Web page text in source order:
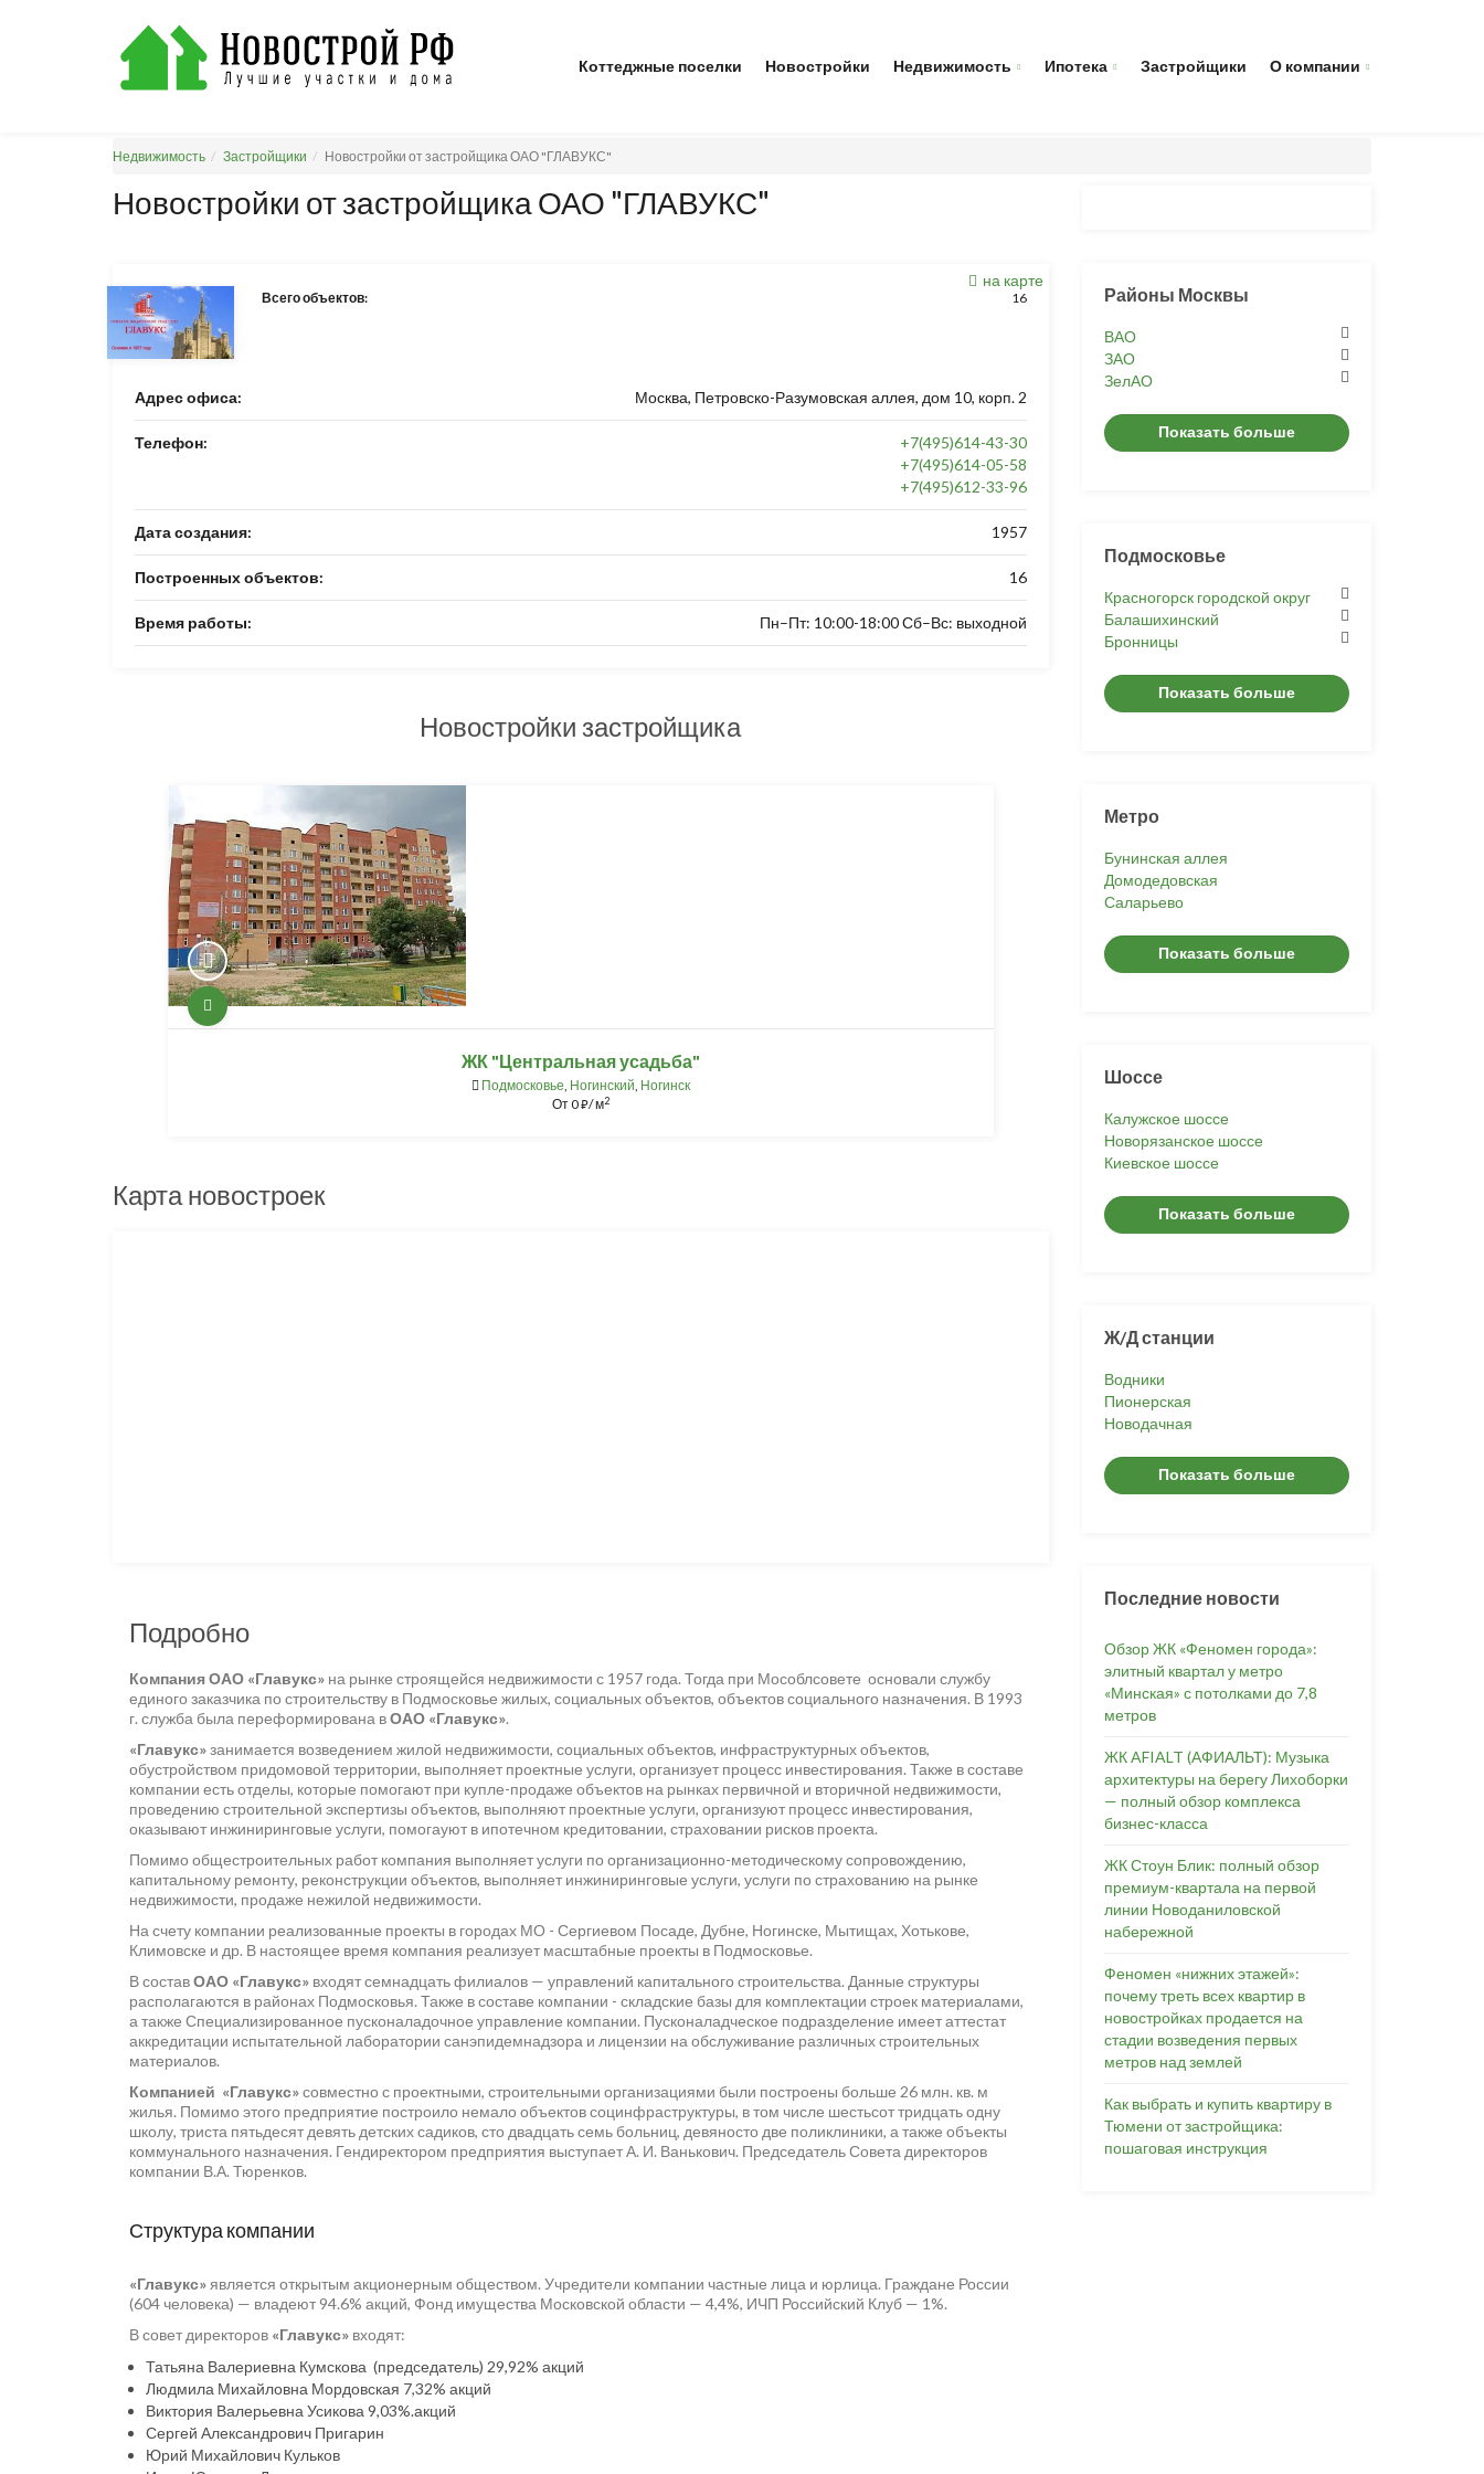
Коттеджные поселки Новостройки Недвижимость Ипотека Застройщики О компании
Недвижимость Застройщики Новостройки от застройщика ОАО "ГЛАВУКС"
Новостройки от застройщика ОАО "ГЛАВУКС"
на карте
Всего объектов: 16
Адрес офиса: Москва, Петровско-Разумовская аллея, дом 10, корп. 2
Телефон:
+7(495)614-43-30
+7(495)614-05-58
+7(495)612-33-96
Дата создания: 1957
Построенных объектов: 16
Время работы: Пн–Пт: 10:00-18:00 Сб–Вс: выходной
Новостройки застройщика
ЖК "Центральная усадьба"
Подмосковье, Ногинский, Ногинск
От0⃏/ м2
Карта новостроек
Подробно
Компания ОАО «Главукс» на рынке строящейся недвижимости с 1957 года. Тогда при Мособлсовете основали службу
единого заказчика по строительству в Подмосковье жилых, социальных объектов, объектов социального назначения. В 1993
г. служба была переформирована вОАО «Главукс».
«Главукс»занимается возведением жилой недвижимости, социальных объектов, инфраструктурных объектов,
обустройством придомовой территории, выполняет проектные услуги, организует процесс инвестирования. Также в составе
компании есть отделы, которые помогают при купле-продаже объектов на рынках первичной и вторичной недвижимости,
проведению строительной экспертизы объектов, выполняют проектные услуги, организуют процесс инвестирования,
оказывают инжиниринговые услуги, помогауют в ипотечном кредитовании, страховании рисков проекта.
Помимо общестроительных работ компания выполняет услуги по организационно-методическому сопровождению,
капитальному ремонту, реконструкции объектов, выполняет инжиниринговые услуги, услуги по страхованию на рынке
недвижимости, продаже нежилой недвижимости.
На счету компании реализованные проекты в городах МО - Сергиевом Посаде, Дубне, Ногинске, Мытищах, Хотькове,
Климовске и др. В настоящее время компания реализует масштабные проекты в Подмосковье.
В составОАО «Главукс» входят семнадцать филиалов — управлений капитального строительства. Данные структуры
располагаются в районах Подмосковья. Также в составе компании - складские базы для комплектации строек материалами,
а также Специализированное пусконаладочное управление компании. Пусконаладческое подразделение имеет аттестат
аккредитации испытательной лаборатории санэпидемнадзора и лицензии на обслуживание различных строительных
материалов.
Компанией «Главукс»совместно с проектными, строительными организациями были построены больше 26 млн. кв. м
жилья. Помимо этого предприятие построило немало объектов социнфраструктуры, в том числе шестьсот тридцать одну
школу, триста пятьдесят девять детских садиков, сто двадцать семь больниц, девяносто две поликлиники, а также объекты
коммунального назначения. Гендиректором предприятия выступает А. И. Ванькович. Председатель Совета директоров
компании В.А. Тюренков.
Структура компании
«Главукс» является открытым акционерным обществом. Учредители компании частные лица и юрлица. Граждане России
(604 человека) — владеют 94.6% акций, Фонд имущества Московской области — 4,4%, ИЧП Российский Клуб — 1%.
В совет директоров «Главукс» входят:
Татьяна Валериевна Кумскова (председатель) 29,92% акций
Людмила Михайловна Мордовская 7,32% акций
Виктория Валерьевна Усикова 9,03%.акций
Сергей Александрович Пригарин
Юрий Михайлович Кульков
Районы Москвы
ВАО
ЗАО
ЗелАО
Показать больше
Подмосковье
Красногорск городской округ
Балашихинский
Бронницы
Показать больше
Метро
Бунинская аллея
Домодедовская
Саларьево
Показать больше
Шоссе
Калужское шоссе
Новорязанское шоссе
Киевское шоссе
Показать больше
Ж/Д станции
Водники
Пионерская
Новодачная
Показать больше
Последние новости
Обзор ЖК «Феномен города»:
элитный квартал у метро
«Минская» с потолками до 7,8
метров
ЖК AFIALT (АФИАЛЬТ): Музыка
архитектуры на берегу Лихоборки
— полный обзор комплекса
бизнес-класса
ЖК Стоун Блик: полный обзор
премиум-квартала на первой
линии Новоданиловской
набережной
Феномен «нижних этажей»:
почему треть всех квартир в
новостройках продается на
стадии возведения первых
метров над землей
Как выбрать и купить квартиру в
Тюмени от застройщика:
пошаговая инструкция